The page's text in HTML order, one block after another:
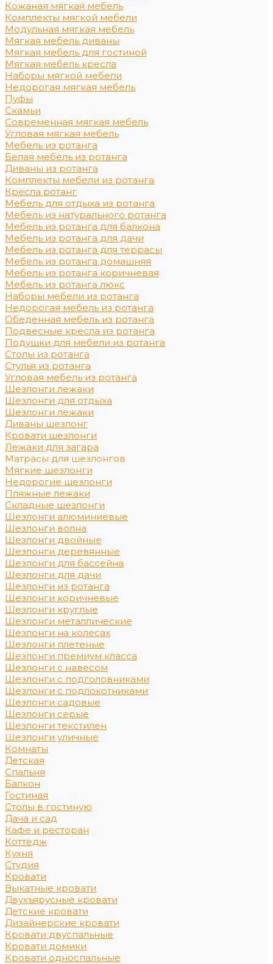
Кожаная мягкая мебель
Комплекты мягкой мебели
Модульная мягкая мебель
Мягкая мебель диваны
Мягкая мебель для гостиной
Мягкая мебель кресла
Наборы мягкой мебели
Недорогая мягкая мебель
Пуфы
Скамьи
Современная мягкая мебель
Угловая мягкая мебель
Мебель из ротанга
Белая мебель из ротанга
Диваны из ротанга
Комплекты мебели из ротанга
Кресла ротанг
Мебель для отдыха из ротанга
Мебель из натурального ротанга
Мебель из ротанга для балкона
Мебель из ротанга для дачи
Мебель из ротанга для террасы
Мебель из ротанга домашняя
Мебель из ротанга коричневая
Мебель из ротанга люкс
Наборы мебели из ротанга
Недорогая мебель из ротанга
Обеденная мебель из ротанга
Подвесные кресла из ротанга
Подушки для мебели из ротанга
Столы из ротанга
Стулья из ротанга
Угловая мебель из ротанга
Шезлонги лежаки
Шезлонги для отдыха
Шезлонги лежаки
Диваны шезлонг
Кровати шезлонги
Лежаки для загара
Матрасы для шезлонгов
Мягкие шезлонги
Недорогие шезлонги
Пляжные лежаки
Складные шезлонги
Шезлонги алюминиевые
Шезлонги волна
Шезлонги двойные
Шезлонги деревянные
Шезлонги для бассейна
Шезлонги для дачи
Шезлонги из ротанга
Шезлонги коричневые
Шезлонги круглые
Шезлонги металлические
Шезлонги на колесах
Шезлонги плетеные
Шезлонги премиум класса
Шезлонги с навесом
Шезлонги с подголовниками
Шезлонги с подлокотниками
Шезлонги садовые
Шезлонги серые
Шезлонги текстилен
Шезлонги уличные
Комнаты
Детская
Спальня
Балкон
Гостиная
Столы в гостиную
Дача и сад
Кафе и ресторан
Коттедж
Кухня
Студия
Кровати
Выкатные кровати
Двухъярусные кровати
Детские кровати
Дизайнерские кровати
Кровати двуспальные
Кровати домики
Кровати односпальные